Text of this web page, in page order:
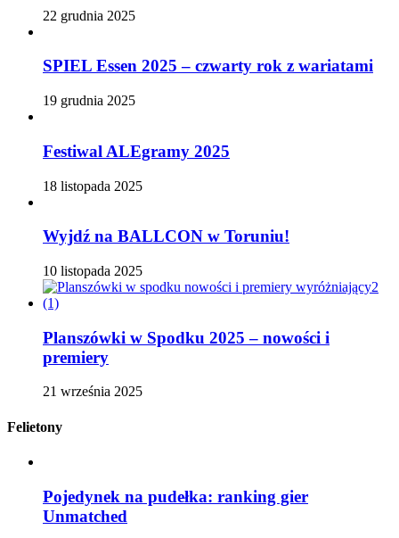
22 grudnia 2025
SPIEL Essen 2025 – czwarty rok z wariatami
19 grudnia 2025
Festiwal ALEgramy 2025
18 listopada 2025
Wyjdź na BALLCON w Toruniu!
10 listopada 2025
Planszówki w Spodku 2025 – nowości i
premiery
21 września 2025
Felietony
Pojedynek na pudełka: ranking gier
Unmatched